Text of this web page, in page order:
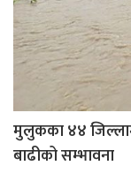
मुलुकका ४४
बाढीको सम्भावना